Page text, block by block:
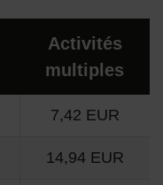
Activités
multiples
7,42 EUR
14,94 EUR